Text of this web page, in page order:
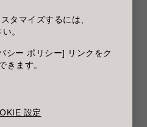
タマイズするには、
。
シー ポリシー] リンクをク
きます。
設定